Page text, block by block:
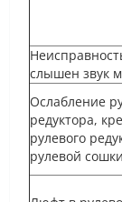
слышен звук
Ослабление
редуктора,
рулевого
рулевой